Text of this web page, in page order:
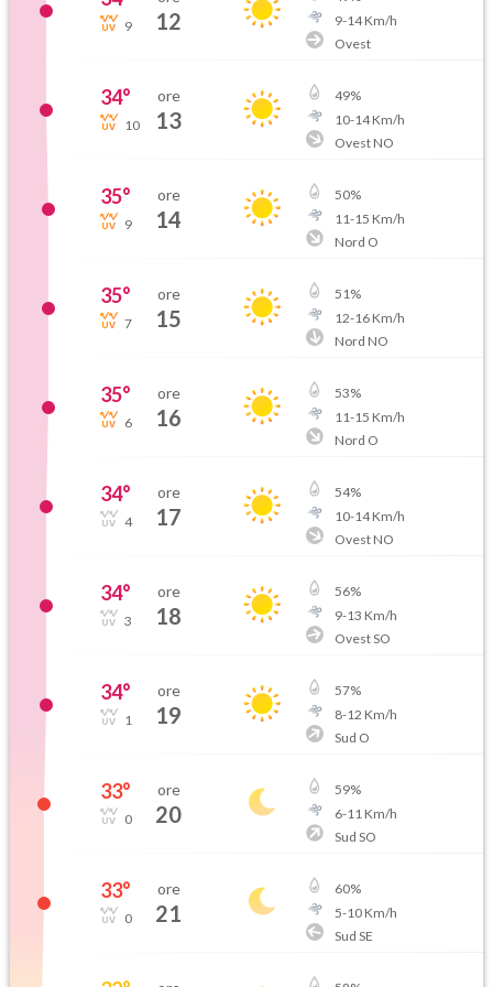
9 12
9-14Km/h
Ovest
34°
10
ore
13
49%
10-14Km/h
Ovest NO
35°
9
ore
14
50%
11-15 Km/h
Nord O
35°
7
ore
15
51%
12-16Km/h
Nord NO
35°
6
ore
16
53%
11-15 Km/h
Nord O
34°
4
ore
17
54%
10-14Km/h
Ovest NO
34°
3
ore
18
56%
9-13 Km/h
Ovest SO
34°
1
ore
19
57%
8-12 Km/h
Sud O
33°
0
ore
20
59%
6-11 Km/h
Sud SO
33°
0
ore
21
60%
5-10Km/h
Sud SE